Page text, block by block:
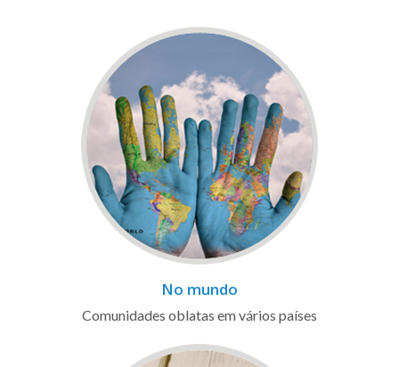
No mundo
Comunidades oblatas em vários países